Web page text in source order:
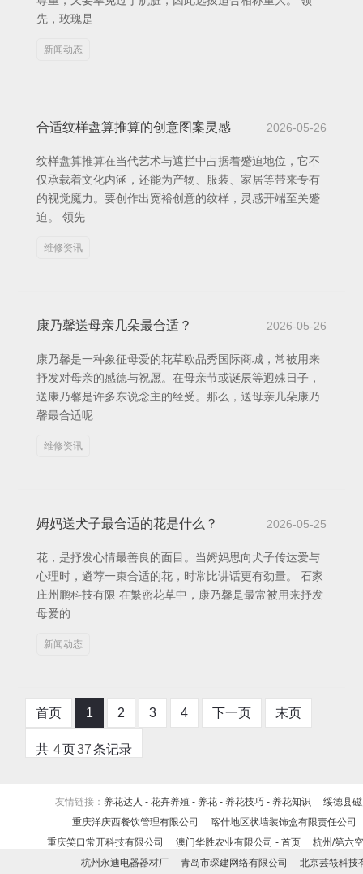
先，玫瑰是
新闻动态
合适纹样盘算推算的创意图案灵感 2026-05-26
纹样盘算推算在当代艺术与遮拦中占据着蹙迫地位，它不
仅承载着文化内涵，还能为产物、服装、家居等带来专有
的视觉魔力。要创作出宽裕创意的纹样，灵感开端至关蹙
迫。 领先
维修资讯
康乃馨送母亲几朵最合适？ 2026-05-26
康乃馨是一种象征母爱的花草欧品秀国际商城，常被用来
抒发对母亲的感德与祝愿。在母亲节或诞辰等迥殊日子，
送康乃馨是许多东说念主的经受。那么，送母亲几朵康乃
馨最合适呢
维修资讯
姆妈送犬子最合适的花是什么？ 2026-05-25
花，是抒发心情最善良的面目。当姆妈思向犬子传达爱与
心理时，遴荐一束合适的花，时常比讲话更有劲量。 石家
庄州鹏科技有限 在繁密花草中，康乃馨是最常被用来抒发
母爱的
新闻动态
首页 1 2 3 4 下一页 末页
共 4页37条记录
友情链接： 养花达人 - 花卉养殖 - 养花 - 养花技巧 - 养花知识
绥德县
重庆洋庆西餐饮管理有限公司
喀什地区状墙装饰盒有限责任公司
重庆笑口常开科技有限公司
澳门华胜农业有限公司 - 首页
杭州/第六
杭州永迪电器器材厂
青岛市琛建网络有限公司 北京芸筱科技